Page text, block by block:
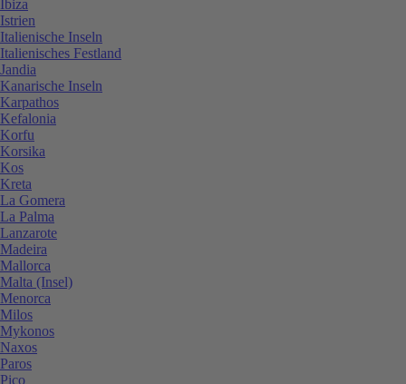
Ibiza
Istrien
Italienische Inseln
Italienisches Festland
Jandia
Kanarische Inseln
Karpathos
Kefalonia
Korfu
Korsika
Kos
Kreta
La Gomera
La Palma
Lanzarote
Madeira
Mallorca
Malta (Insel)
Menorca
Milos
Mykonos
Naxos
Paros
Pico